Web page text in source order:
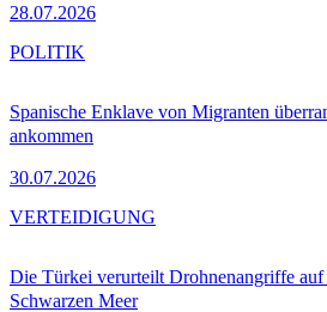
28.07.2026
Spanische Enklave von Migranten
ankommen
30.07.2026
POLITIK
Die Türkei verurteilt Drohnenangriffe
Schwarzen Meer
VERTEIDIGUNG